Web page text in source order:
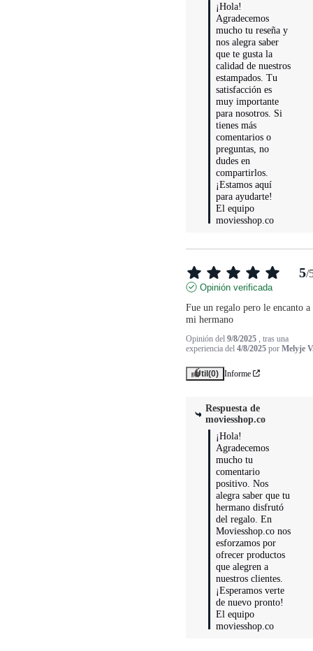
¡Hola!
Agradecemos
mucho tu reseña y
nos alegra saber
que te gusta la
calidad de nuestros
estampados. Tu
satisfacción es
muy importante
para nosotros. Si
tienes más
comentarios o
preguntas, no
dudes en
compartirlos.
¡Estamos aquí
para ayudarte!
El equipo
moviesshop.co
5/
Opinión verificada
Fue un regalo pero le encanto a
mi hermano
Opinión del9/8/2025
, tras una
experiencia del4/8/2025 porMelyje
Útil(0) Informe
Respuesta de
moviesshop.co
¡Hola!
Agradecemos
mucho tu
comentario
positivo. Nos
alegra saber que tu
hermano disfrutó
del regalo. En
Moviesshop.co nos
esforzamos por
ofrecer productos
que alegren a
nuestros clientes.
¡Esperamos verte
de nuevo pronto!
El equipo
moviesshop.co